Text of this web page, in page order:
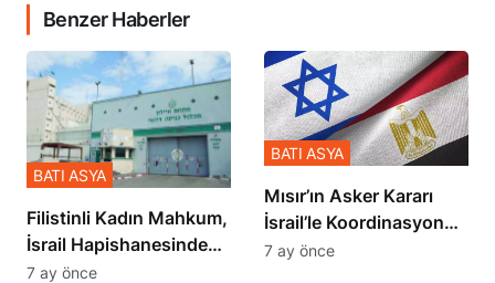
Benzer Haberler
Filistinli Kadın Mahkum,
İsrail Hapishanesindeki
Zulmü Anlattı
BATI ASYA
7 ay önce
Mısır’ın Asker Kararı
İsrail’le Koordinasyon
İçinde Gerçekleşmiş
BATI ASYA
7 ay önce